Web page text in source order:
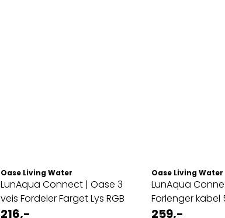
Oase Living Water
LunAqua Connect | Oase 3
veis Fordeler Farget Lys RGB
216,-
Oase Living Water
LunAqua Connect |
Forlenger kabel
259,-